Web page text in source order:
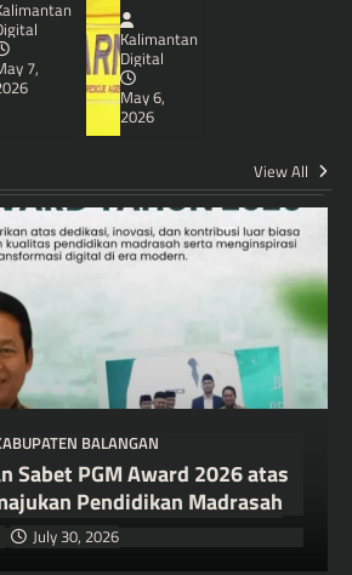
7,
Kalimantan
Digital
May 6,
2026
View All
BALANGAN
Sabet PGM Award 2026 atas
Pendidikan Madrasah
July 30, 2026